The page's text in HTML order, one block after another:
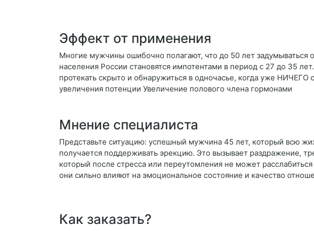
Эффект от применения
Многие мужчины ошибочно полагают, что до 50 лет задумываться
населения России становятся импотентами в период с 27 до 35
протекать скрыто и обнаружиться в одночасье, когда уже
увеличения потенции Увеличение полового члена гормонами
Мнение специалиста
Представьте ситуацию: успешный мужчина 45 лет, который всю
получается поддерживать эрекцию. Это вызывает раздражение,
который после стресса или переутомления не может
они сильно влияют на эмоциональное состояние и качество
Как заказать?